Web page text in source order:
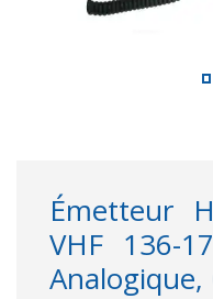
Émetteur
VHF 136-
Analogique,